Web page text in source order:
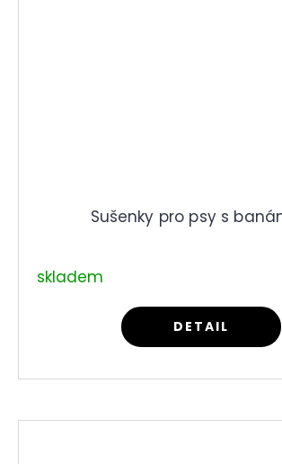
Sušenky pro psy s
skladem
DETAIL